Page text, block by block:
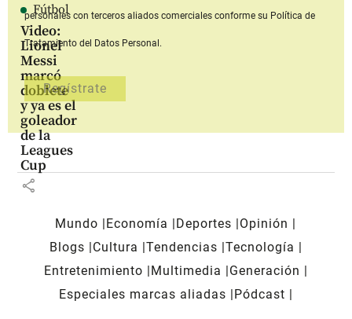
Fútbol
Video:
Lionel
Messi
marcó
doblete
y ya es el
goleador
de la
Leagues
Cup
share
personales con terceros aliados comerciales conforme su Política de
Tratamiento del Datos Personal.
Mundo Economía Deportes
Opinión
Blogs
Cultura Tendencias Tecnología
Entretenimiento
Multimedia
Generación
Especiales marcas aliadas
Pódcast